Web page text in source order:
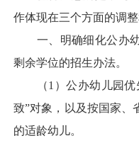
作体现在三个方面的调
一、明确细化公办幼
剩余学位的招生办法。
（1）公办幼儿园优
致”对象，以及按国家、
的适龄幼儿。